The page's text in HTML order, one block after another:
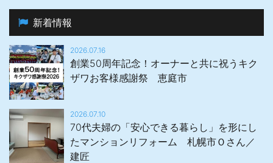
新着情報
2026.07.16
創業50周年記念！オーナーと共に祝うキク
ザワお客様感謝祭 恵庭市
2026.07.10
70代夫婦の「安心できる暮らし」を形にし
たマンションリフォーム 札幌市Ｏさん／
建匠